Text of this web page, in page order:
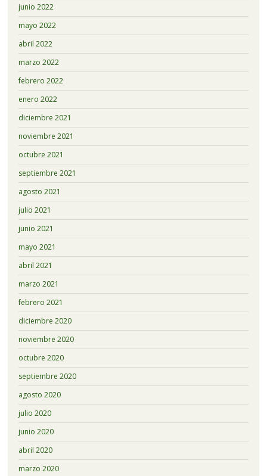
junio 2022
mayo 2022
abril 2022
marzo 2022
febrero 2022
enero 2022
diciembre 2021
noviembre 2021
octubre 2021
septiembre 2021
agosto 2021
julio 2021
junio 2021
mayo 2021
abril 2021
marzo 2021
febrero 2021
diciembre 2020
noviembre 2020
octubre 2020
septiembre 2020
agosto 2020
julio 2020
junio 2020
abril 2020
marzo 2020